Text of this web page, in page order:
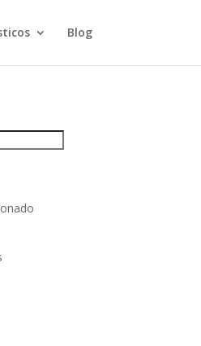
Blog